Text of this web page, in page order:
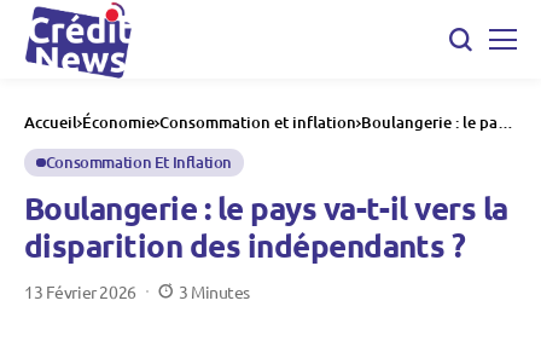
Accueil Économie Consommation et inflation Boulangerie : le pays
va-t-il vers la
Consommation Et Inflation
Boulangerie : le pays va-t-il vers la
disparition des indépendants ?
13 Février 2026 3 Minutes